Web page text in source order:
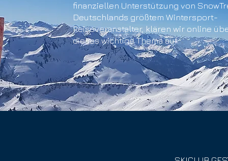
finanziellen Unterstützung von
Deutschlands größtem Wintersport-
Reiseveranstalter, klären wir online
dieses wichtige Thema auf.